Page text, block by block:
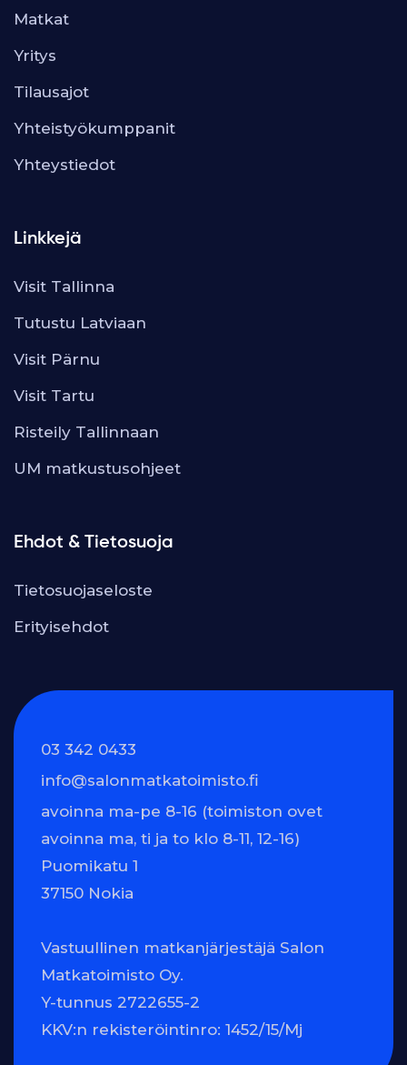
Matkat
Yritys
Tilausajot
Yhteistyökumppanit
Yhteystiedot
Linkkejä
Visit Tallinna
Tutustu Latviaan
Visit Pärnu
Visit Tartu
Risteily Tallinnaan
UM matkustusohjeet
Ehdot & Tietosuoja
Tietosuojaseloste
Erityisehdot
03 342 0433
info@salonmatkatoimisto.fi
avoinna ma-pe 8-16 (toimiston ovet
avoinna ma, ti ja to klo 8-11, 12-16)
Puomikatu 1
37150 Nokia
Vastuullinen matkanjärjestäjä Salon
Matkatoimisto Oy.
Y-tunnus 2722655-2
KKV:n rekisteröintinro: 1452/15/Mj